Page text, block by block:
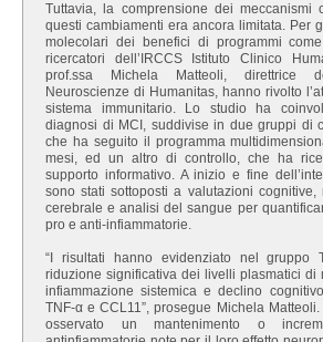
Tuttavia, la comprensione dei meccanismi
questi cambiamenti era ancora limitata. Per
molecolari dei benefici di programmi
ricercatori dell’IRCCS Istituto Clinico
prof.ssa Michela Matteoli, direttrice
Neuroscienze di Humanitas, hanno rivolto
sistema immunitario. Lo studio ha
diagnosi di MCI, suddivise in due gruppi di
che ha seguito il programma
mesi, ed un altro di controllo, che ha
supporto informativo. A inizio e fine
sono stati sottoposti a valutazioni cognitive,
cerebrale e analisi del sangue per
pro e anti-infiammatorie.
“I risultati hanno evidenziato nel gruppo
riduzione significativa dei livelli plasmatici di
infiammazione sistemica e declino
TNF-α e CCL11”, prosegue Michela
osservato un mantenimento o